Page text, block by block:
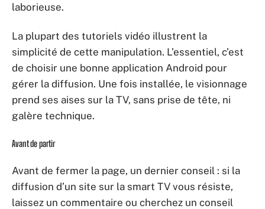
laborieuse.
La plupart des tutoriels vidéo illustrent la
simplicité de cette manipulation. L’essentiel, c’est
de choisir une bonne application Android pour
gérer la diffusion. Une fois installée, le visionnage
prend ses aises sur la TV, sans prise de tête, ni
galère technique.
Avant de partir
Avant de fermer la page, un dernier conseil : si la
diffusion d’un site sur la smart TV vous résiste,
laissez un commentaire ou cherchez un conseil